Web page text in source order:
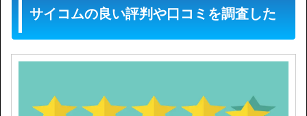
サイコムの良い評判や口コミを調査した